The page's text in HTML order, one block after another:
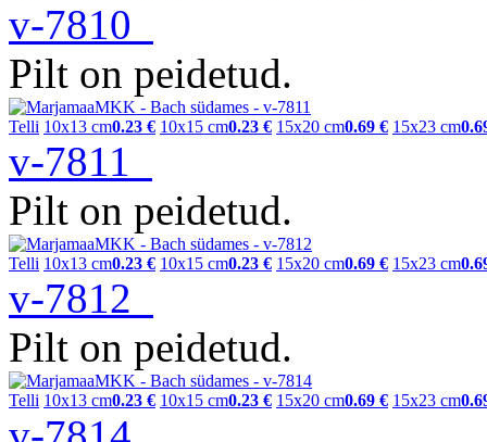
v-7810
Pilt on peidetud.
Telli 10x13 cm0.23 € 10x15 cm0.23 € 15x20 cm0.69 € 15x23 cm
v-7811
Pilt on peidetud.
Telli 10x13 cm0.23 € 10x15 cm0.23 € 15x20 cm0.69 € 15x23 cm
v-7812
Pilt on peidetud.
Telli 10x13 cm0.23 € 10x15 cm0.23 € 15x20 cm0.69 € 15x23 cm